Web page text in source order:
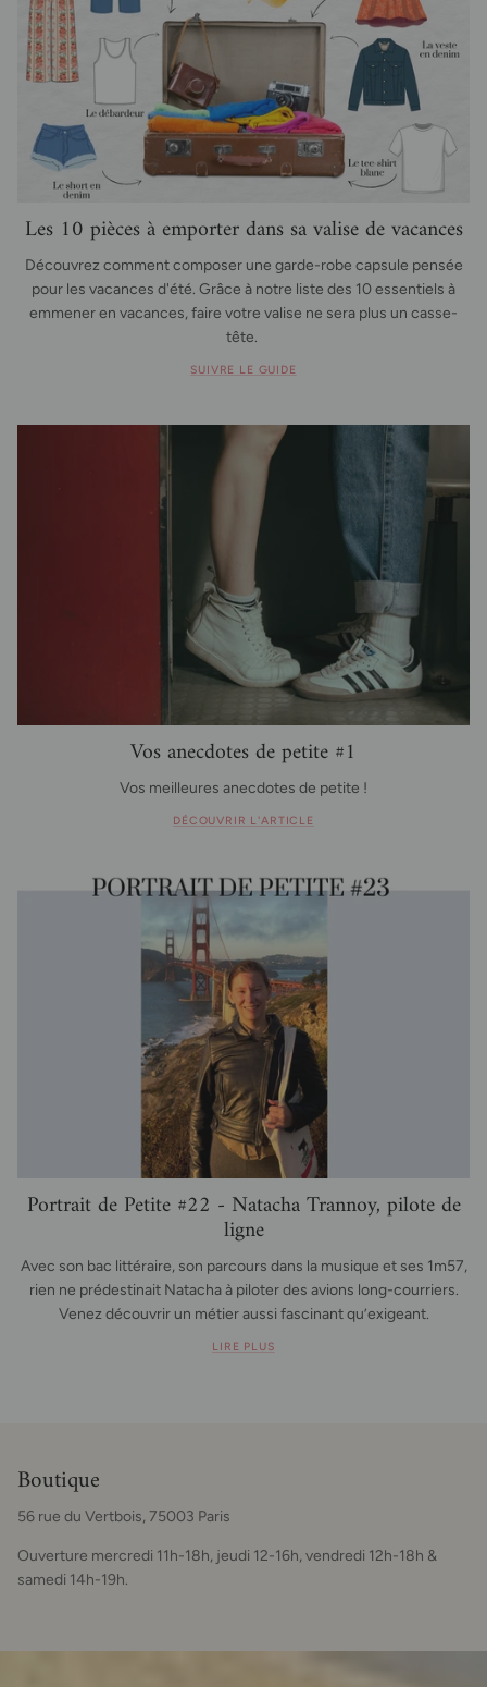
Les 10 pièces à emporter dans sa valise de vacances
Découvrez comment composer une garde-robe capsule pensée
pour les vacances d'été. Grâce à notre liste des 10 essentiels à
emmener en vacances, faire votre valise ne sera plus un casse-
tête.
SUIVRE LE GUIDE
Vos anecdotes de petite #1
Vos meilleures anecdotes de petite !
DÉCOUVRIR L'ARTICLE
Portrait de Petite #22 - Natacha Trannoy, pilote de
ligne
Avec son bac littéraire, son parcours dans la musique et ses 1m57,
rien ne prédestinait Natacha à piloter des avions long-courriers.
Venez découvrir un métier aussi fascinant qu’exigeant.
LIRE PLUS
Boutique
56 rue du Vertbois, 75003 Paris
Ouverture mercredi 11h-18h, jeudi 12-16h, vendredi 12h-18h &
samedi 14h-19h.